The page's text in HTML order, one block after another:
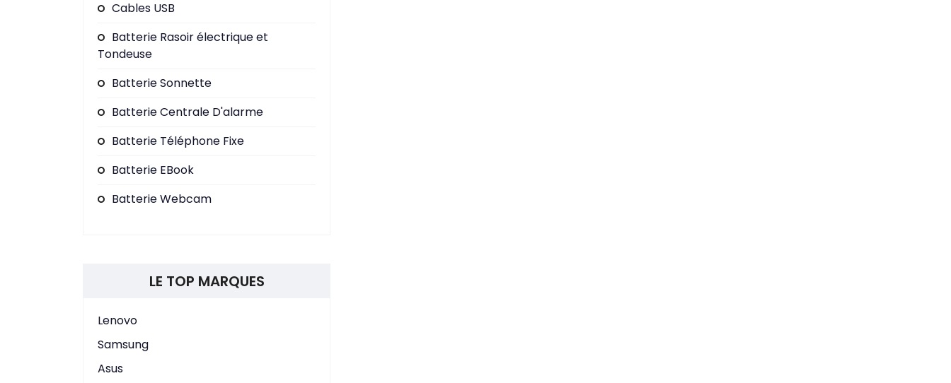
Cables USB
Batterie Rasoir électrique et
Tondeuse
Batterie Sonnette
Batterie Centrale D'alarme
Batterie Téléphone Fixe
Batterie EBook
Batterie Webcam
LE TOP MARQUES
Lenovo
Samsung
Asus